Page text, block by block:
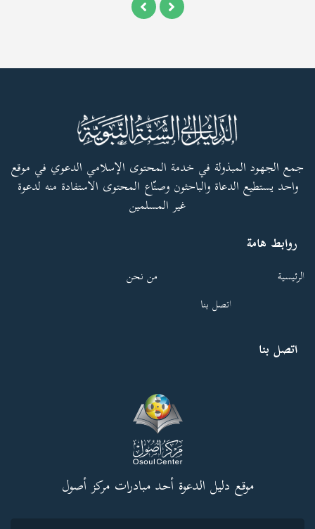
جمع الجهود المبذولة في خدمة المحتوى الإسلامي الدعوي في موقع
واحد يستطيع الدعاة والباحثون وصنّاع المحتوى الاستفادة منه لدعوة
غير المسلمين
روابط هامة
الرئيسية
من نحن
اتصل بنا
اتصل بنا
موقع دليل الدعوة أحد مبادرات مركز أصول